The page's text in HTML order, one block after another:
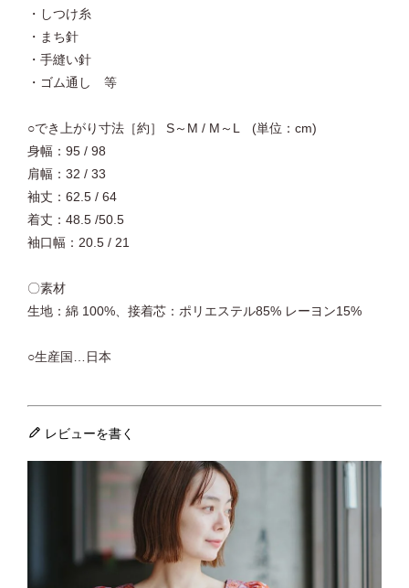
・しつけ糸
・まち針
・手縫い針
・ゴム通し 等
○でき上がり寸法［約］ S～M / M～L (単位：cm)
身幅：95 / 98
肩幅：32 / 33
袖丈：62.5 / 64
着丈：48.5 /50.5
袖口幅：20.5 / 21
〇素材
生地：綿 100%、接着芯：ポリエステル85% レーヨン15%
○生産国…日本
レビューを書く